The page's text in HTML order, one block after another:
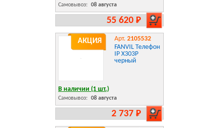
Самовывоз: 08 августа
55 620 Р
АКЦИЯ Арт. 2105532
FANVIL Телефон
IP X303P
черный
В наличии (1 шт.)
Самовывоз: 08 августа
2 737 Р